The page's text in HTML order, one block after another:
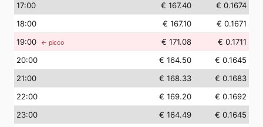
17:00 € 167.40
€ 0.1674
18:00 € 167.10
€ 0.1671
19:00 ← picco € 171.08
€ 0.1711
20:00 € 164.50
€ 0.1645
21:00 € 168.33
€ 0.1683
22:00 € 169.20
€ 0.1692
23:00 € 164.49
€ 0.1645